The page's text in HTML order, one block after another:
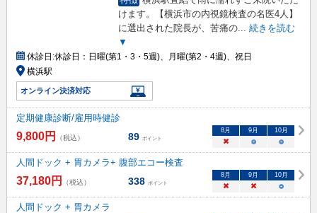
けます。【横浜市の内視鏡検査の名医4人】
に選出された院長が、苦痛の...
続きを読む
▼
休診日:休診日：日曜(第1・3・5週)、月曜(第2・4週)、祝日
横浜駅
オンライン決済対応
定期健康診断/雇用時健診
9,800円 （税込） 89 ポイント
8 月 9 月 10月
× ○ ○
人間ドック + 胃カメラ+ 腹部エコー検査
37,180円 （税込） 338 ポイント
8 月 9 月 10月
× × ○
人間ドック + 胃カメラ